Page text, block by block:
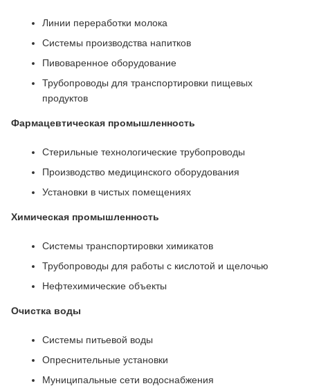
Линии переработки молока
Системы производства напитков
Пивоваренное оборудование
Трубопроводы для транспортировки пищевых
продуктов
Фармацевтическая промышленность
Стерильные технологические трубопроводы
Производство медицинского оборудования
Установки в чистых помещениях
Химическая промышленность
Системы транспортировки химикатов
Трубопроводы для работы с кислотой и щелочью
Нефтехимические объекты
Очистка воды
Системы питьевой воды
Опреснительные установки
Муниципальные сети водоснабжения